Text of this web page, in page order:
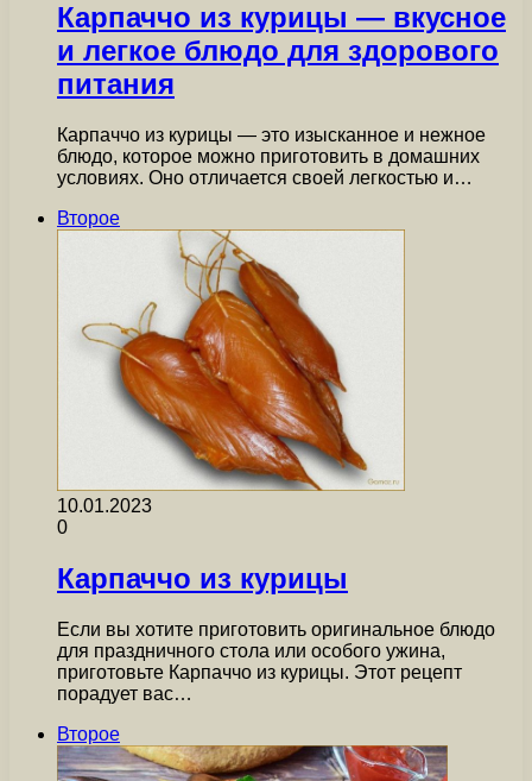
Карпаччо из курицы — вкусное
и легкое блюдо для здорового
питания
Карпаччо из курицы — это изысканное и нежное
блюдо, которое можно приготовить в домашних
условиях. Оно отличается своей легкостью и…
Второе
10.01.2023
0
Карпаччо из курицы
Если вы хотите приготовить оригинальное блюдо
для праздничного стола или особого ужина,
приготовьте Карпаччо из курицы. Этот рецепт
порадует вас…
Второе